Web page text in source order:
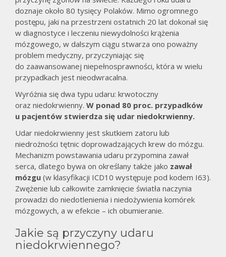
doznaje około 80 tysięcy Polaków. Mimo ogromnego
postępu, jaki na przestrzeni ostatnich 20 lat dokonał się
w diagnostyce i leczeniu niewydolności krążenia
mózgowego, w dalszym ciągu stwarza ono poważny
problem medyczny, przyczyniając się
do zaawansowanej niepełnosprawności, która w wielu
przypadkach jest nieodwracalna.
Wyróżnia się dwa typu udaru: krwotoczny
oraz niedokrwienny. W ponad 80 proc. przypadków
u pacjentów stwierdza się udar niedokrwienny.
Udar niedokrwienny jest skutkiem zatoru lub
niedrożności tętnic doprowadzających krew do mózgu.
Mechanizm powstawania udaru przypomina zawał
serca, dlatego bywa on określany także jako zawał
mózgu (w klasyfikacji ICD10 występuje pod kodem I63).
Zwężenie lub całkowite zamknięcie światła naczynia
prowadzi do niedotlenienia i niedożywienia komórek
mózgowych, a w efekcie – ich obumieranie.
Jakie są przyczyny udaru
niedokrwiennego?